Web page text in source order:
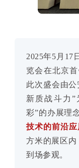
2025年5月17
览会在北京
此次盛会由公
新质战斗力
彩”的办展理
技术的前沿应
方米的展区内
到场参观。